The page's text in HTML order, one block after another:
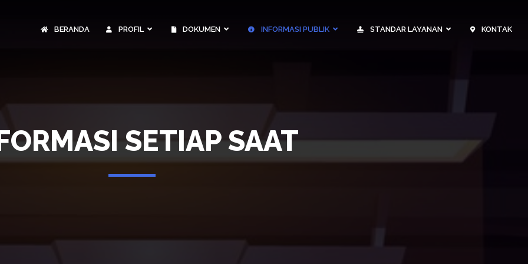
BERANDA PROFIL DOKUMEN INFORMASI PUBLIK STANDAR LAYANAN KONTAK
SETIAP SAAT